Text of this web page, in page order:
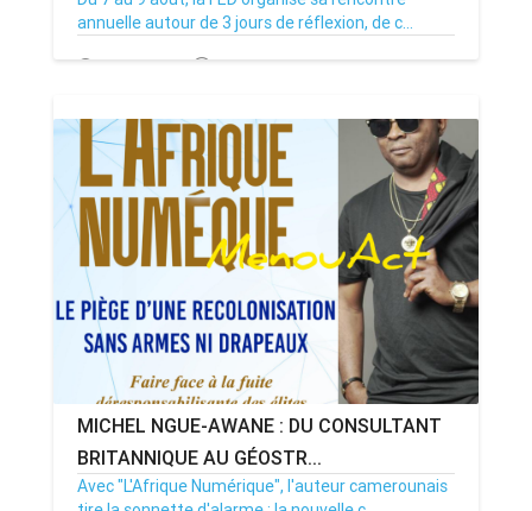
annuelle autour de 3 jours de réflexion, de c...
06/08/26 Par MenouActu 0
MICHEL NGUE-AWANE : DU CONSULTANT
BRITANNIQUE AU GÉOSTR...
Avec "L'Afrique Numérique", l'auteur camerounais